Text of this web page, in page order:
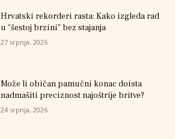
Hrvatski rekorderi rasta: Kako izgleda rad
u “šestoj brzini” bez stajanja
27 srpnja, 2026
Može li običan pamučni konac doista
nadmašiti preciznost najoštrije britve?
24 srpnja, 2026